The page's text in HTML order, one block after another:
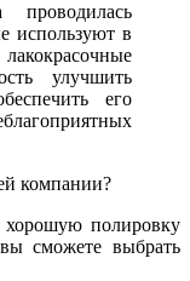
используют в
улучшить
его
компании?
хорошую полировку
сможете выбрать